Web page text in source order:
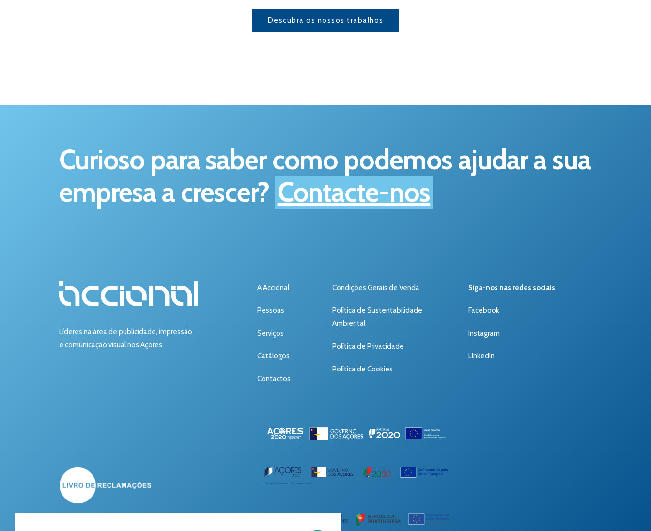
Descubra os nossos trabalhos
Curioso para saber como podemos ajudar a sua
empresa a crescer? Contacte-nos
Líderes na área de publicidade, impressão
e comunicação visual nos Açores.
A Accional
Pessoas
Serviços
Catálogos
Contactos
Condições Gerais de Venda
Política de Sustentabilidade
Ambiental
Política de Privacidade
Política de Cookies
Siga-nos nas redes sociais
Facebook
Instagram
LinkedIn